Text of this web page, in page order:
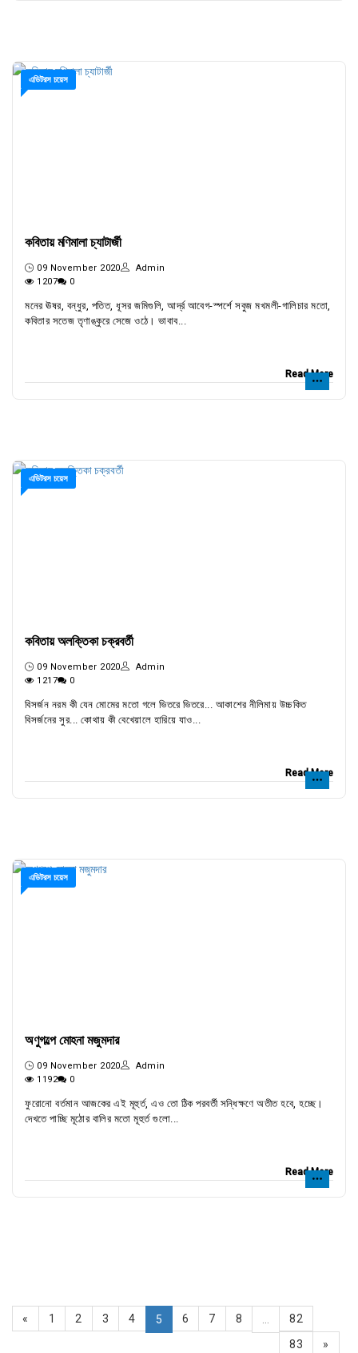
এডিটরস চয়েস
কবিতায় মণিমালা চ্যাটার্জী
09 November 2020
Admin
1207
0
মনের ঊষর, বন্ধুর, পতিত, ধূসর জমিগুলি, আর্দ্র আবেগ-স্পর্শে সবুজ মখমলী-গালিচার মতো,
কবিতার সতেজ তৃণাঙ্কুরে সেজে ওঠে। ভাবাব...
Read More
এডিটরস চয়েস
কবিতায় অলক্তিকা চক্রবর্তী
09 November 2020
Admin
1217
0
বিসর্জন নরম কী যেন মোমের মতো গলে ভিতরে ভিতরে... আকাশের নীলিমায় উচ্চকিত
বিসর্জনের সুর... কোথায় কী বেখেয়ালে হারিয়ে যাও...
Read More
এডিটরস চয়েস
অণুগল্পে মোহনা মজুমদার
09 November 2020
Admin
1192
0
ফুরোনো বর্তমান আজকের এই মূহুর্ত, এও তো ঠিক পরবর্তী সন্ধিক্ষণে অতীত হবে, হচ্ছে।
দেখতে পাচ্ছি মূঠোর বালির মতো মূহুর্ত গুলো...
Read More
« 1 2 3 4 5 6 7 8
82
83
»